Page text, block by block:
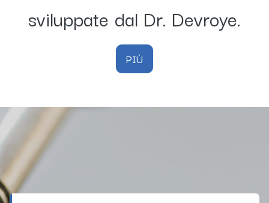
sviluppate dal Dr. Devroye.
PIÙ